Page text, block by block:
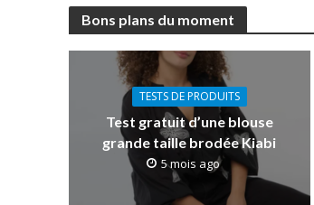
Bons plans du moment
TESTS DE PRODUITS
Test gratuit d’une blouse
grande taille brodée Kiabi
5 mois ago